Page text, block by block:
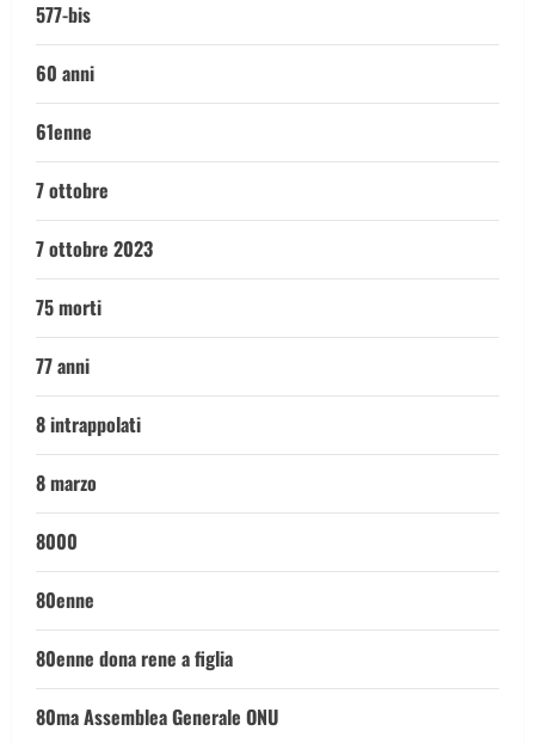
577-bis
60 anni
61enne
7 ottobre
7 ottobre 2023
75 morti
77 anni
8 intrappolati
8 marzo
8000
80enne
80enne dona rene a figlia
80ma Assemblea Generale ONU